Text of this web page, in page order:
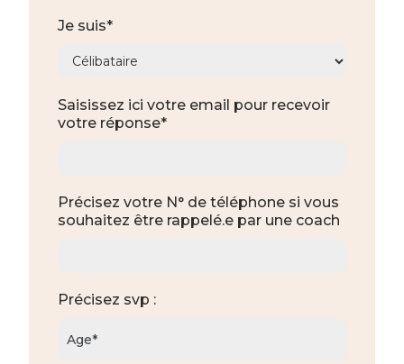
Je suis*
Saisissez ici votre email pour recevoir
votre réponse*
Précisez votre N° de téléphone si vous
souhaitez être rappelé.e par une coach
Précisez svp :